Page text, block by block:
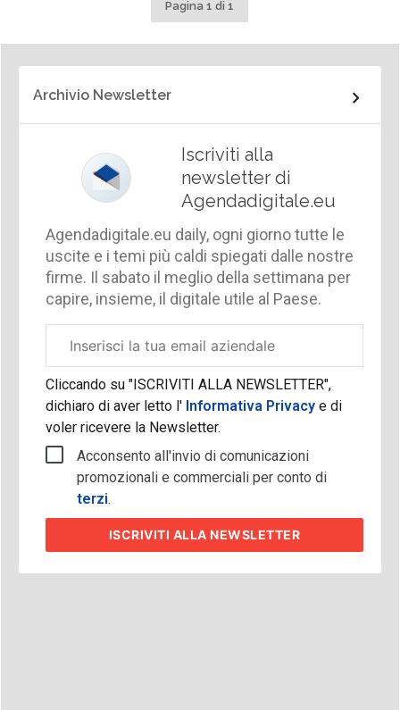
Pagina 1 di 1
Archivio Newsletter
Iscriviti alla
newsletter di
Agendadigitale.eu
Agendadigitale.eu daily, ogni giorno tutte le
uscite e i temi più caldi spiegati dalle nostre
firme. Il sabato il meglio della settimana per
capire, insieme, il digitale utile al Paese.
aziendale
Cliccando su "ISCRIVITI ALLA NEWSLETTER",
dichiaro di aver letto l'Informativa Privacy e di
voler ricevere la Newsletter.
Acconsento all'invio di comunicazioni
promozionali e commerciali per conto di
terzi.
ISCRIVITI ALLA NEWSLETTER